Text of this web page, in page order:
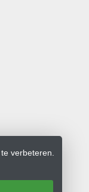
verbeteren.